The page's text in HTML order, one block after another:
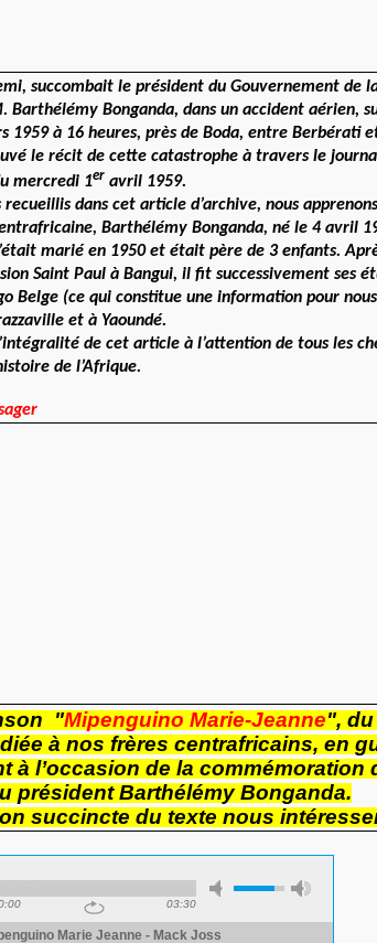
succombait le président du Gouvernement de
Barthélémy Bonganda, dans un accident aérien,
1959 à 16 heures, près de Boda, entre Berbérati
le récit de cette catastrophe à travers le
mercredi 1er avril 1959.
dans cet article d’archive, nous
Barthélémy Bonganda, né le 4 avril
marié en 1950 et était père de 3 enfants.
Saint Paul à Bangui, il fit successivement ses
Belge (ce qui constitue une information pour
et à Yaoundé.
de cet article à l’attention de tous les
de l’Afrique.
"Mipenguino Marie-Jeanne",
à nos frères centrafricains, en
à l’occasion de la commémoration
président Barthélémy Bonganda.
succincte du texte nous